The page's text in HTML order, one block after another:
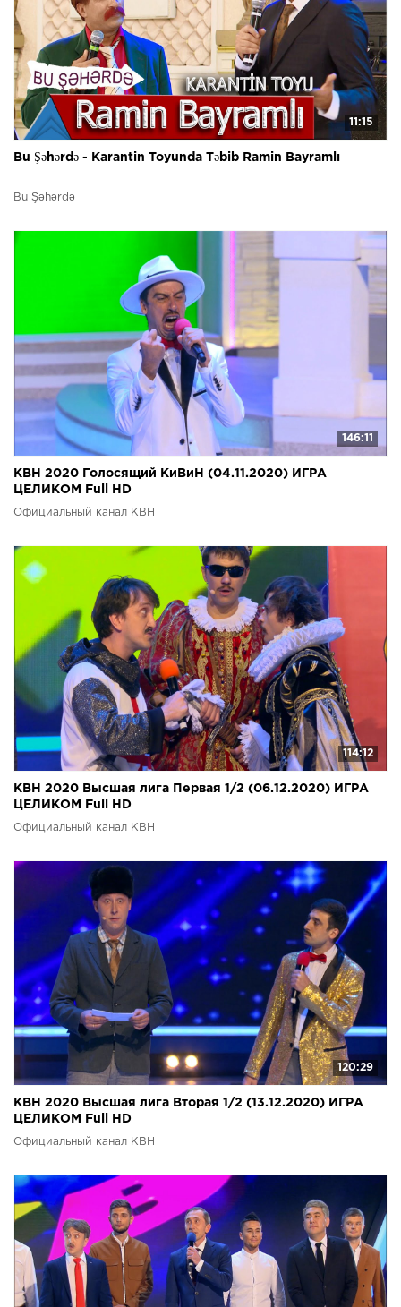
11:15
Bu Şəhərdə - Karantin Toyunda Təbib Ramin Bayramlı
Bu Şəhərdə
146:11
КВН 2020 Голосящий КиВиН (04.11.2020) ИГРА
ЦЕЛИКОМ Full HD
Официальный канал КВН
114:12
КВН 2020 Высшая лига Первая 1/2 (06.12.2020) ИГРА
ЦЕЛИКОМ Full HD
Официальный канал КВН
120:29
КВН 2020 Высшая лига Вторая 1/2 (13.12.2020) ИГРА
ЦЕЛИКОМ Full HD
Официальный канал КВН